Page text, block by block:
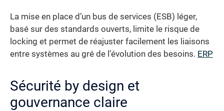
La mise en place d’un bus de services (ESB) léger,
basé sur des standards ouverts, limite le risque de
locking et permet de réajuster facilement les liaisons
entre systèmes au gré de l’évolution des besoins. ERP
Sécurité by design et
gouvernance claire